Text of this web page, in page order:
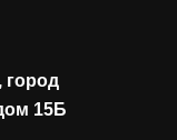
город
15Б